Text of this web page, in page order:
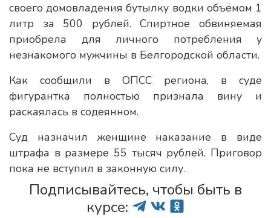
своего домовладения бутылку водки объёмом 1
литр за 500 рублей. Спиртное обвиняемая
приобрела для личного потребления у
незнакомого мужчины в Белгородской области.
Как сообщили в ОПСС региона, в суде
фигурантка полностью признала вину и
раскаялась в содеянном.
Суд назначил женщине наказание в виде
штрафа в размере 55 тысяч рублей. Приговор
пока не вступил в законную силу.
Подписывайтесь, чтобы быть в
курсе: